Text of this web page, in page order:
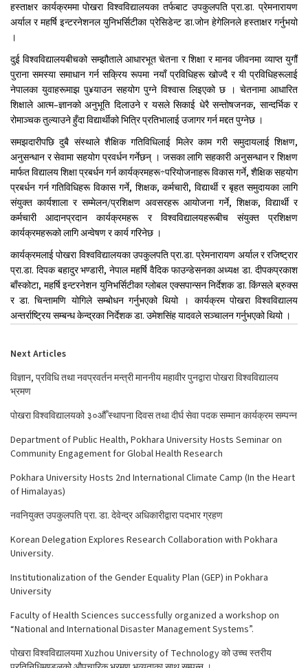
हस्ताक्षर कार्यक्रममा पोखरा विश्वविद्यालयका तर्फबाट उपकुलपति प्रा.डा. प्रेमनारायण
अर्याल र महर्षि इन्टरनेशनल युनिभर्सिटीका प्रेसिडेन्ट डा.जोन हेगेलिनले हस्ताक्षर गर्नुभयो
।
दुई विश्वविद्यालयबीचको सम्झौताले आधारभूत चेतना र शिक्षा र मानव जीवनमा व्याप्त युगौं
पुराना समस्या समाधान गर्न सक्रिय रूपमा नयाँ प्रविधिहरू खोज्दै र यी प्रविधिहरूलाई
नेपालका युवाहरूमाझ पु¥याउन सहयोग पुग्ने विश्वास लिइएको छ । चेतनामा आधारित
शिक्षाले आत्म–ज्ञानको अनुभूति दिलाउने र यसले सिकाई धेरै सन्तोषजनक, सान्दर्भिक र
रोमाञ्चक तुल्याउने हुँदा विद्यार्थीको भित्रि प्रतिभालाई उजागर गर्न मद्दत पुग्नेछ ।
समझदारीपछि दुबै संस्थाले शैक्षिक गतिविधिलाई मिलेर काम गरी समुदायलाई शिक्षण,
अनुसन्धान र सेवामा सहयोग प्रवर्धन गर्नेछन् । जसका लागि सहकारी अनुसन्धान र शिक्षण
मार्फत विद्यालय शिक्षा प्रबर्धन गर्न कार्यक्रमहरू÷परियोजनाहरू विकास गर्ने, शैक्षिक सहयोग
प्रबर्धन गर्न गतिविधिहरू विकास गर्ने, शिक्षक, कर्मचारी, विद्यार्थी र बृहत समुदायका लागि
संयुक्त कार्यशाला र सम्मेलन/प्रशिक्षण अवसरहरू आयोजना गर्ने, शिक्षक, विद्यार्थी र
कर्मचारी आदानप्रदान कार्यक्रमहरू र विश्वविद्यालयहरूबीच संयुक्त प्रशिक्षण
कार्यक्रमहरूको लागि अन्वेषण र कार्य गरिनेछ ।
कार्यक्रमलाई पोखरा विश्वविद्यालयका उपकुलपति प्रा.डा. प्रेमनारायण अर्याल र रजिष्ट्रार
प्रा.डा. दिपक बहादुर भण्डारी, नेपाल महर्षि वैदिक फाउन्डेसनका अध्यक्ष डा. दीपकप्रकाश
बाँस्कोटा, महर्षि इन्टरनेशन युनिभर्सिटीका ग्लोबल एक्सपान्सन निर्देशक डा. किंग्सले ब्रुक्स
र डा. चिन्तामणि योगिले सम्बोधन गर्नुभएको थियो । कार्यक्रम पोखरा विश्वविद्यालय
अन्तर्राष्ट्रिय सम्बन्ध केन्द्रका निर्देशक डा. उमेशसिंह यादवले सञ्चालन गर्नुभएको थियो ।
Next Articles
विज्ञान, प्रविधि तथा नवप्रवर्तन मन्त्री माननीय महावीर पुनद्वारा पोखरा विश्वविद्यालय
भ्रमण
पोखरा विश्वविद्यालयको ३०औँ स्थापना दिवस तथा दीर्घ सेवा पदक सम्मान कार्यक्रम सम्पन्न
Department of Public Health, Pokhara University Hosts Seminar on
Community Engagement for Global Health Research
Pokhara University Hosts 2nd International Climate Camp (In the Heart
of Himalayas)
नवनियुक्त उपकुलपति प्रा. डा. देवेन्द्र अधिकारीद्वारा पदभार ग्रहण
Korean Delegation Explores Research Collaboration with Pokhara
University.
Institutionalization of the Gender Equality Plan (GEP) in Pokhara
University
Faculty of Health Sciences successfully organized a workshop on
“National and International Disaster Management Systems”.
पोखरा विश्वविद्यालयमा Xuzhou University of Technology को उच्च स्तरीय